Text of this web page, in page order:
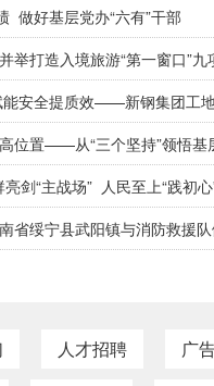
做好基层党办“六有”干部
亮剑“主战场” 人民至上“践初心
绥宁县武阳镇与消防救援
人才招聘 广